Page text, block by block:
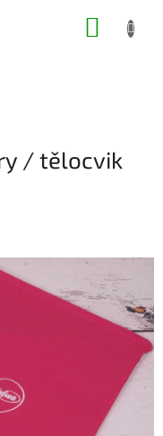
/ tělocvik